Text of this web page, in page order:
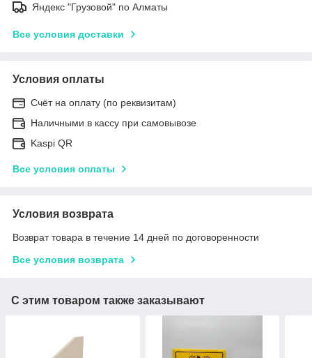
Яндекс "Грузовой" по Алматы
Все условия доставки
Условия оплаты
Счёт на оплату (по реквизитам)
Наличными в кассу при самовывозе
Kaspi QR
Все условия оплаты
Условия возврата
Возврат товара в течение 14 дней по договоренности
Все условия возврата
С этим товаром также заказывают